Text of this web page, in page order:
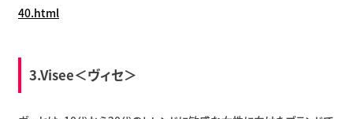
40.html
3.Visee＜ヴィセ＞